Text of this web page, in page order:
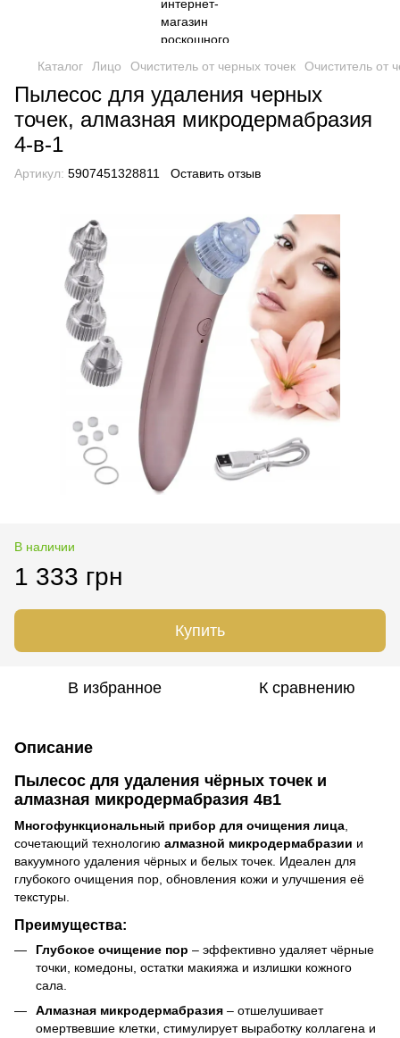
Каталог Лицо Очиститель от черных точек Очиститель от
Пылесос для удаления черных
точек, алмазная микродермабразия
4-в-1
Артикул: 5907451328811 Оставить отзыв
В наличии
1 333 грн
Купить
В избранное К сравнению
Описание
Пылесос для удаления чёрных точек и
алмазная микродермабразия 4в1
Многофункциональный прибор для очищения лица
сочетающий технологию алмазной микродермабразии и
вакуумного удаления чёрных и белых точек. Идеален для
глубокого очищения пор, обновления кожи и улучшения её
текстуры.
Преимущества:
Глубокое очищение пор – эффективно удаляет чёрные
точки, комедоны, остатки макияжа и излишки кожного
сала.
Алмазная микродермабразия – отшелушивает
омертвевшие клетки, стимулирует выработку коллагена и